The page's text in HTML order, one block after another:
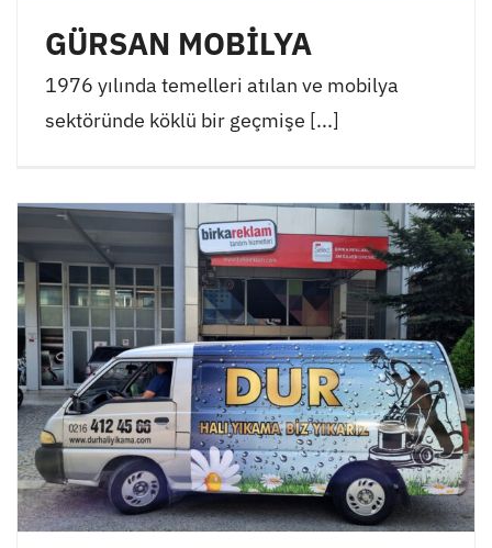
GÜRSAN MOBİLYA
1976 yılında temelleri atılan ve mobilya
sektöründe köklü bir geçmişe [...]